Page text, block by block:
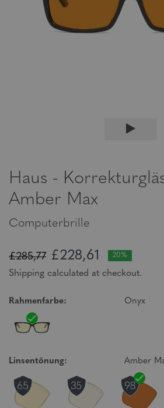
Haus -
Amber Max
Computerbrille
£285,77 £228,61 20%
Shipping calculated at checkout.
Rahmenfarbe: Onyx
Linsentönung: Amber